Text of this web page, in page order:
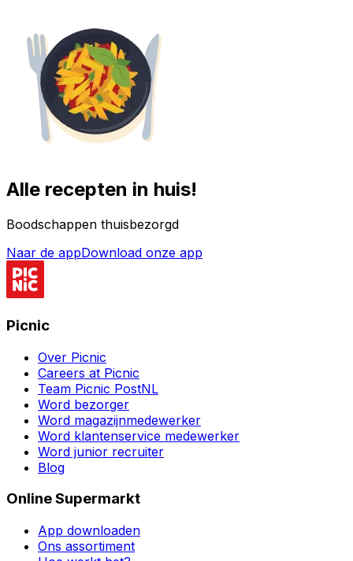
Alle recepten in huis!
Boodschappen thuisbezorgd
Naar de appDownload onze app
Picnic
Over Picnic
Careers at Picnic
Team Picnic PostNL
Word bezorger
Word magazijnmedewerker
Word klantenservice medewerker
Word junior recruiter
Blog
Online Supermarkt
App downloaden
Ons assortiment